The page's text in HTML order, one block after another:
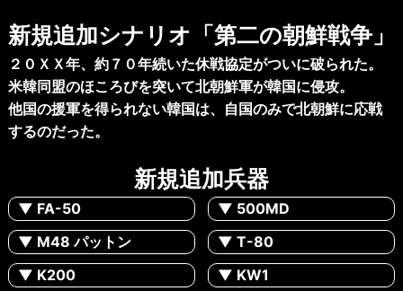
新規追加シナリオ「第二の朝鮮戦争」
２０ＸＸ年、約７０年続いた休戦協定がついに破られた。
米韓同盟のほころびを突いて北朝鮮軍が韓国に侵攻。
他国の援軍を得られない韓国は、自国のみで北朝鮮に応戦
するのだった。
新規追加兵器
▼ FA-50
▼ 500MD
▼ M48 パットン
▼ T-80
▼ K200
▼ KW1